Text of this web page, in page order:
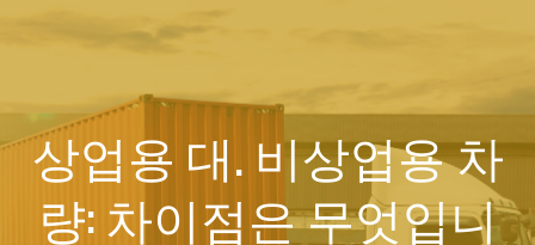
상업용 대. 비상업용 차
량: 차이점은 무엇입니